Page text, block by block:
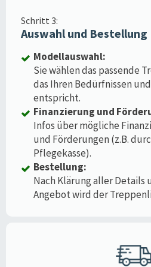
Schritt 3:
Auswahl und Bestellung
Modellauswahl:
Sie wählen das passende
das Ihren Bedürfnissen
entspricht.
Finanzierung und
Infos über mögliche
und Förderungen (z.B.
Pflegekasse).
Bestellung:
Nach Klärung aller
Angebot wird der